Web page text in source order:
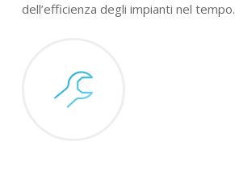
dell’efficienza degli impianti nel tempo.